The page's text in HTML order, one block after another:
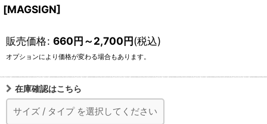
[MAGSIGN]
販売価格: 660円～2,700円(税込)
オプションにより価格が変わる場合もあります。
在庫確認はこちら
サイズ / タイプ を選択してください